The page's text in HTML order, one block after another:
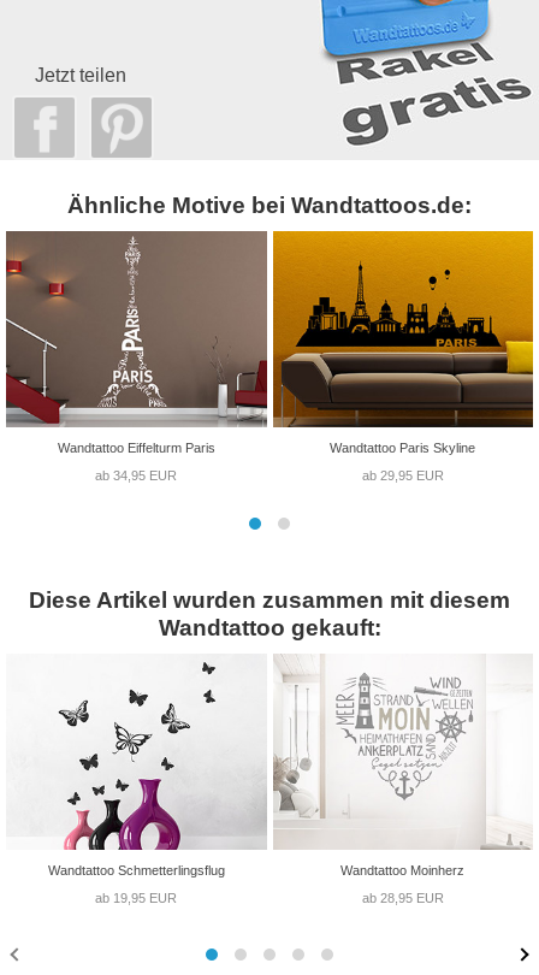
Jetzt teilen
Ähnliche Motive bei Wandtattoos.de:
Wandtattoo Eiffelturm Paris
ab 34,95 EUR
Wandtattoo Paris Skyline
ab 29,95 EUR
Diese Artikel wurden zusammen mit diesem
Wandtattoo gekauft:
Wandtattoo Schmetterlingsflug
ab 19,95 EUR
Wandtattoo Moinherz
ab 28,95 EUR